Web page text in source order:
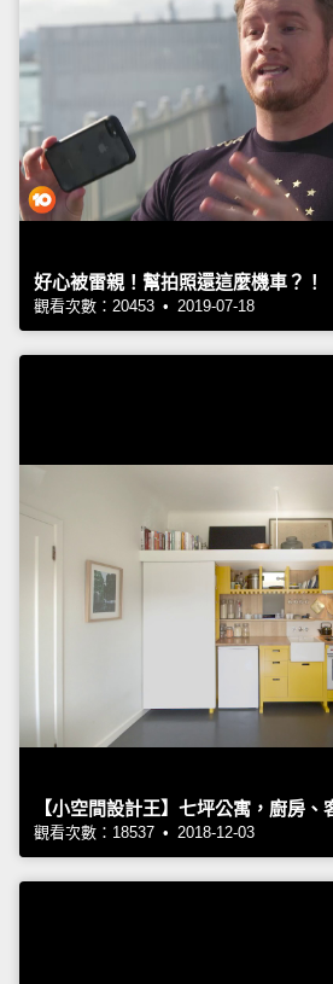
好心被雷親！幫拍照還這麼機車？！
觀看次數：20453 • 2019-07-18
【小空間設計王】七坪公寓，廚房
觀看次數：18537 • 2018-12-03